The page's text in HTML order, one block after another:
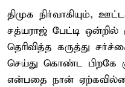
திமுக நிர்வாகியும்,
சத்யராஜ் பேட்டி ஒன்றில்
தெரிவித்த கருத்து
செய்து கொண்ட பிறகே
என்பதை நான்